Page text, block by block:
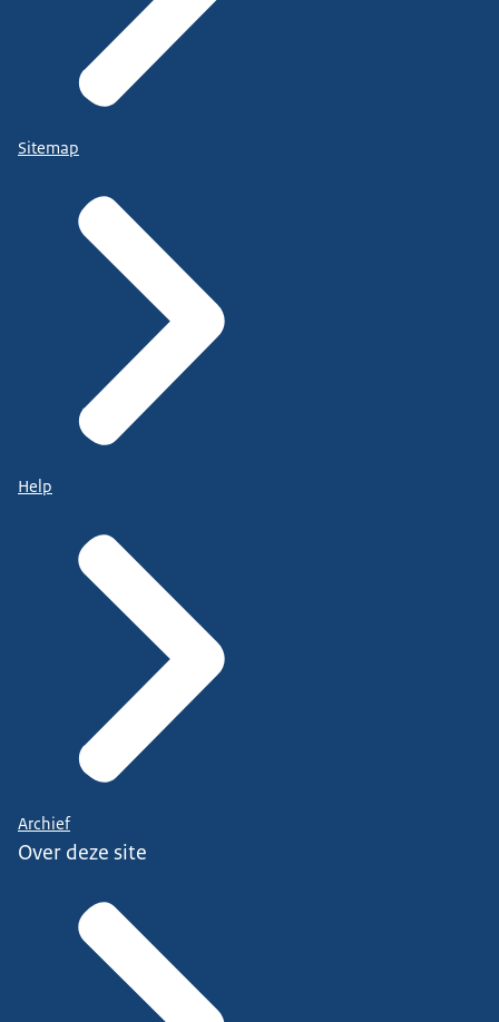
Sitemap
Help
Archief
Over deze site